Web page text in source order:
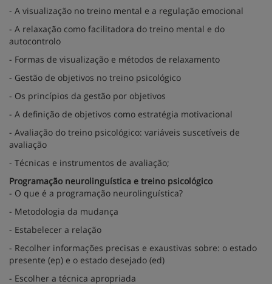
- A visualização no treino mental e a regulação emocional
- A relaxação como facilitadora do treino mental e do
autocontrolo
- Formas de visualização e métodos de relaxamento
- Gestão de objetivos no treino psicológico
- Os princípios da gestão por objetivos
- A definição de objetivos como estratégia motivacional
- Avaliação do treino psicológico: variáveis suscetíveis de
avaliação
- Técnicas e instrumentos de avaliação;
Programação neurolinguística e treino psicológico
- O que é a programação neurolinguística?
- Metodologia da mudança
- Estabelecer a relação
- Recolher informações precisas e exaustivas sobre: o estado
presente (ep) e o estado desejado (ed)
- Escolher a técnica apropriada